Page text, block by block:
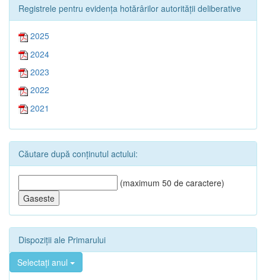
Registrele pentru evidența hotărârilor autorității deliberative
2025
2024
2023
2022
2021
Căutare după conținutul actului:
(maximum 50 de caractere)
Dispoziții ale Primarului
Selectați anul